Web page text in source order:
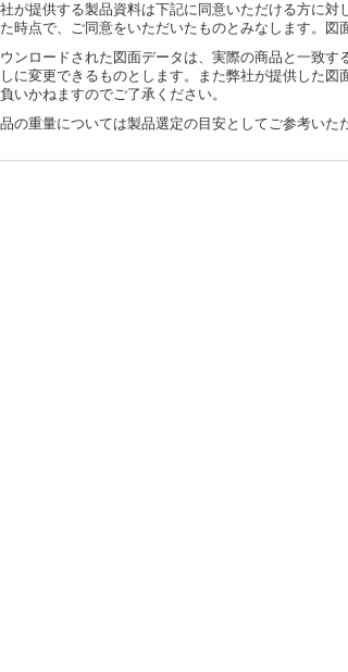
が提供する製品資料は下記に同意いただける方に
時点で、ご同意をいただいたものとみなします。図
ンロードされた図面データは、実際の商品と一致
に変更できるものとします。また弊社が提供した
いかねますのでご了承ください。
の重量については製品選定の目安としてご参考いた